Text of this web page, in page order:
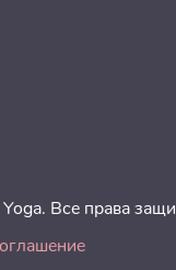
Все права